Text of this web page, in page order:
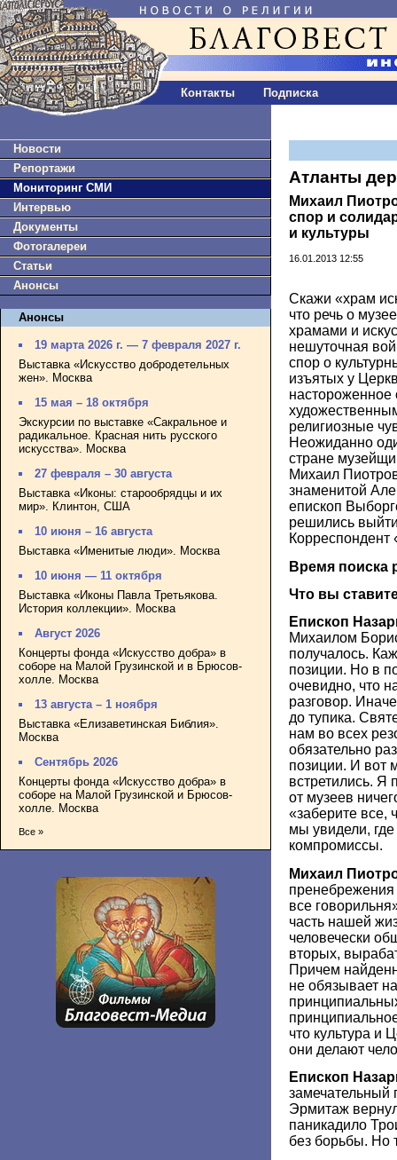
Контакты Подписка
Новости
Репортажи
Мониторинг СМИ
Интервью
Документы
Фотогалереи
Статьи
Анонсы
Анонсы
19 марта 2026 г. — 7 февраля 2027 г.
Выставка «Искусство добродетельных
жен». Москва
15 мая – 18 октября
Экскурсии по выставке «Сакральное и
радикальное. Красная нить русского
искусства». Москва
27 февраля – 30 августа
Выставка «Иконы: старообрядцы и их
мир». Клинтон, США
10 июня – 16 августа
Выставка «Именитые люди». Москва
10 июня — 11 октября
Выставка «Иконы Павла Третьякова.
История коллекции». Москва
Август 2026
Концерты фонда «Искусство добра» в
соборе на Малой Грузинской и в Брюсов-
холле. Москва
13 августа – 1 ноября
Выставка «Елизаветинская Библия».
Москва
Сентябрь 2026
Концерты фонда «Искусство добра» в
соборе на Малой Грузинской и Брюсов-
холле. Москва
Все »
Атланты
Михаил
спор и
и культуры
16.01.2013 12:55
Скажи «храм
что речь о
храмами и
нешуточная
спор о
изъятых у
религиозные
Неожиданно
стране
Михаил
знаменитой
епископ
решились
Корреспондент
Время поиска
Что вы
Епископ
Михаилом
получалось.
позиции. Но в
очевидно, что
разговор.
до тупика.
нам во всех
обязательно
позиции. И вот
встретились. Я
от музеев
«заберите все,
мы увидели,
компромиссы.
Михаил
пренебрежения
все
часть нашей
человечески
вторых,
Причем
не обязывает
что культура и
они делают
Епископ
замечательный
Эрмитаж
паникадило
без борьбы. Но